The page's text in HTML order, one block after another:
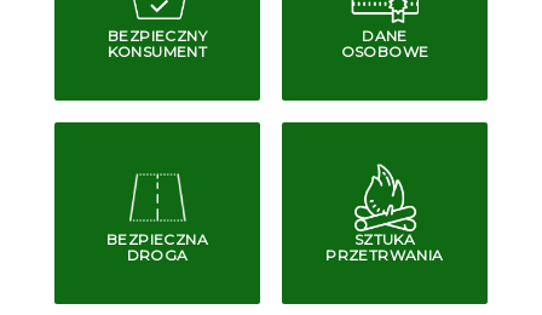
BEZPIECZNY
KONSUMENT
DANE
OSOBOWE
BEZPIECZNA
DROGA
SZTUKA
PRZETRWANIA